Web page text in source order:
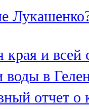
и всей
воды в
отчет о